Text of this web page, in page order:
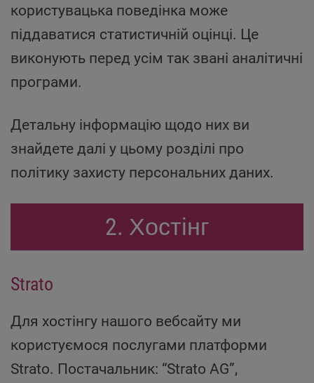
користувацька поведінка може
піддаватися статистичній оцінці. Це
виконують перед усім так звані аналітичні
програми.
Детальну інформацію щодо них ви
знайдете далі у цьому розділі про
політику захисту персональних даних.
2. Хостінг
Strato
Для хостінгу нашого вебсайту ми
користуємося послугами платформи
Strato. Постачальник: “Strato AG”,